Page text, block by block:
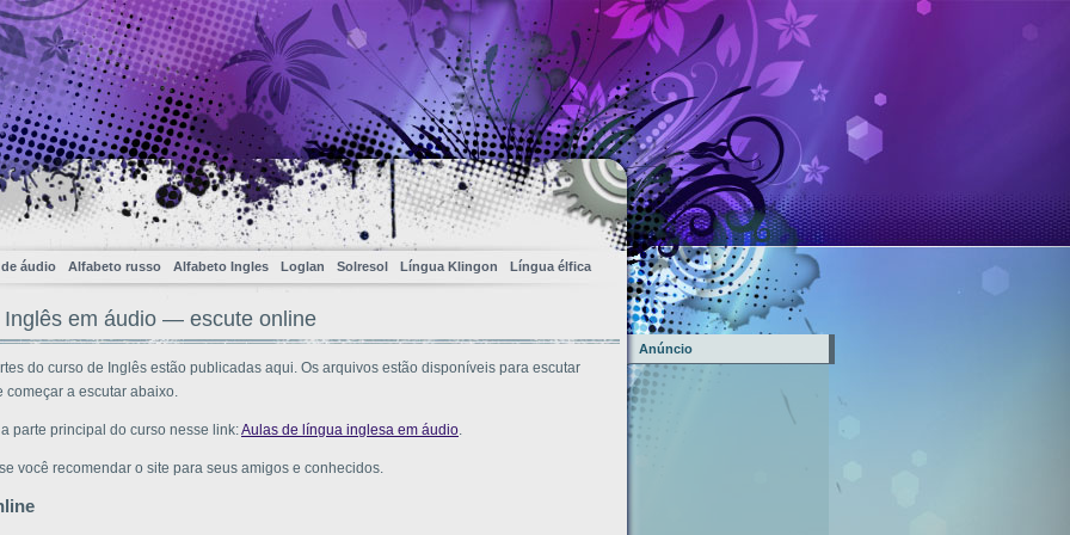
áudio Alfabeto russo Alfabeto Ingles Loglan Solresol Língua Klingon Língua élfica
Inglês em áudio — escute online
do curso de Inglês estão publicadas aqui. Os arquivos estão disponíveis para escutar
começar a escutar abaixo.
parte principal do curso nesse link:Aulas de língua inglesa em áudio.
você recomendar o site para seus amigos e conhecidos.
Anúncio